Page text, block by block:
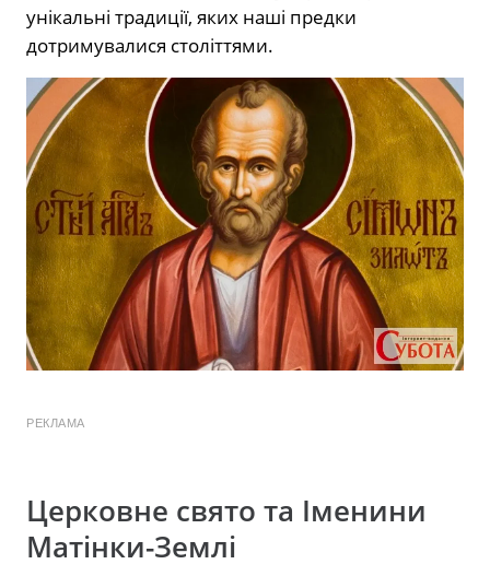
унікальні традиції, яких наші предки
дотримувалися століттями.
РЕКЛАМА
Церковне свято та Іменини
Матінки-Землі